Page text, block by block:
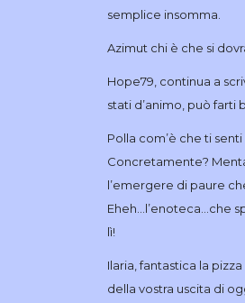
semplice insomma.
Azimut chi è che si
Hope79, continua a
stati d’animo, può farti
Polla com’è che ti senti
Concretamente?
l’emergere di paure
Eheh…l’enoteca…che
lì!
Ilaria, fantastica la pizza
della vostra uscita di